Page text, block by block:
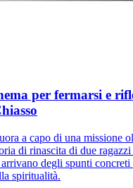
per fermarsi e
a capo di una missione
di rinascita di due
degli spunti concreti
spiritualità.